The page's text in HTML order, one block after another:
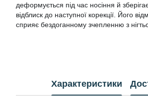
деформується під час носіння й
відблиск до наступної корекції. Його
сприяє бездоганному зчепленню з
Характеристики